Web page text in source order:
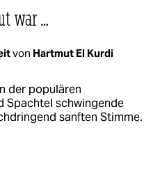
war …
von Hartmut El Kurdi
der populären
Spachtel schwingende
sanften Stimme.